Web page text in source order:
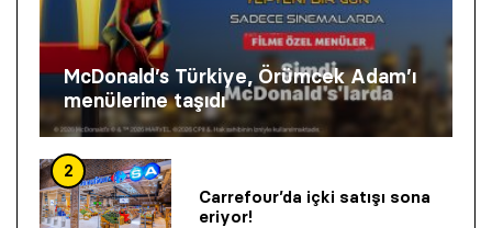
McDonald’s Türkiye, Örümcek Adam’ı
menülerine taşıdı
2
Carrefour’da içki satışı sona
eriyor!